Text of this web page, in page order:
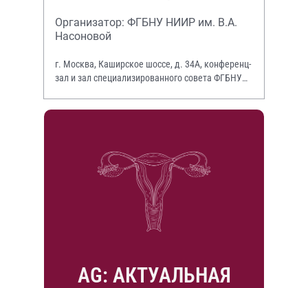
Организатор: ФГБНУ НИИР им. В.А.
Насоновой
г. Москва, Каширское шоссе, д. 34А, конференц-
зал и зал специализированного совета ФГБНУ
AG: АКТУАЛЬНАЯ